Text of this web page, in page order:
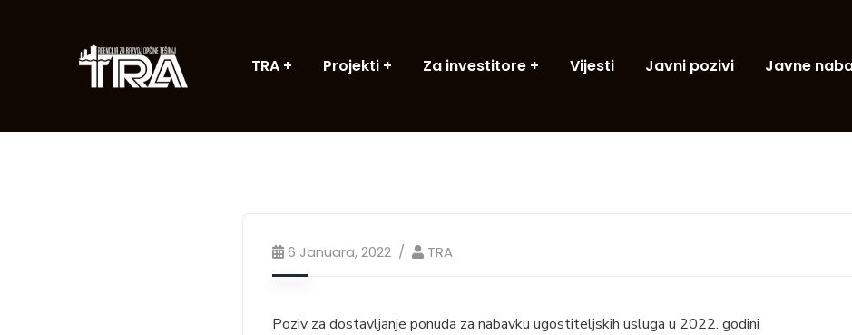
TRA Projekti Za investitore Vijesti Javni pozivi Javne
6 Januara, 2022 TRA
Poziv za dostavljanje ponuda za nabavku ugostiteljskih usluga u 2022. godini